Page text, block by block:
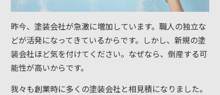
昨今、塗装会社が急激に増加しています。職人の独立な
どが活発になってきているからです。しかし、新規の塗
装会社ほど気を付けてください。なぜなら、倒産する可
能性が高いからです。
我々も創業時に多くの塗装会社と相見積になりました。